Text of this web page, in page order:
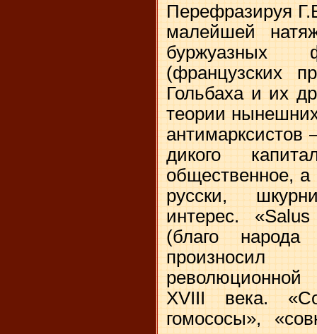
Перефразируя
малейшей
буржуазных
(французских
Гольбаха и их
теории
антимарксистов
дикого
общественное, а
русски,
интерес.
(благо
произносил
революционной
XVIII века.
гомососы»,